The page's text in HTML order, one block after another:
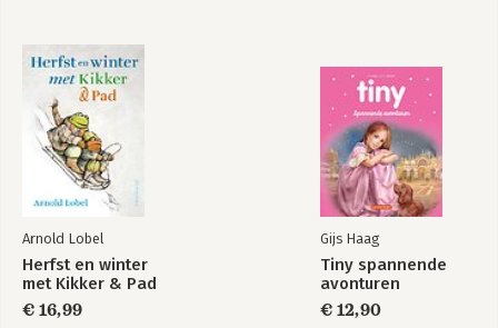
Arnold Lobel
Herfst en winter
met Kikker & Pad
€ 16,99
Gijs Haag
Tiny spannende
avonturen
€ 12,90